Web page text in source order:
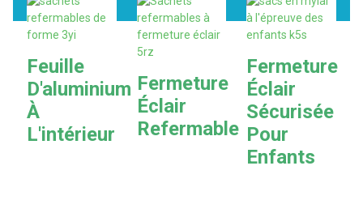
Feuille
D'aluminium
À
L'intérieur
Fermeture
Éclair
Refermable
Fermeture
Éclair
Sécurisée
Pour
Enfants